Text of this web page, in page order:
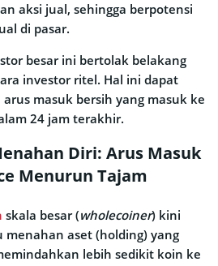
aksi jual, sehingga berpotensi
di pasar.
besar ini bertolak belakang
investor ritel. Hal ini dapat
masuk bersih yang masuk ke
24 jam terakhir.
Diri: Arus Masuk
Menurun Tajam
skala besar (wholecoiner) kini
aset (holding) yang
lebih sedikit koin ke